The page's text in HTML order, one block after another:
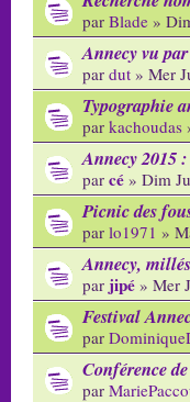
par Blade »
Annecy vu
par dut » Mer
Typographie
par kachoudas
Annecy 2015
par cé » Dim
Picnic des
par lo1971 »
Annecy,
par jipé » Mer
Festival
par
Conférence
par